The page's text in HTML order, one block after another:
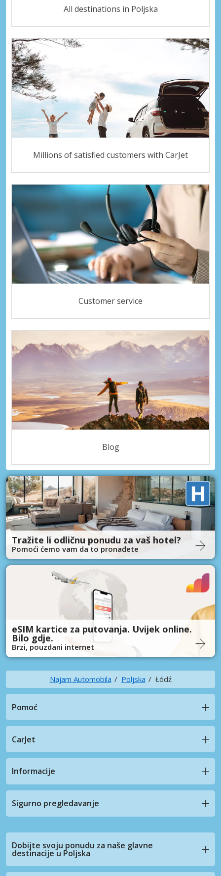
All destinations in Poljska
Millions of satisfied customers with CarJet
Customer service
Blog
Tražite li odličnu ponudu za vaš hotel?
Pomoći ćemo vam da to pronađete
eSIM kartice za putovanja. Uvijek online.
Bilo gdje.
Brzi, pouzdani internet
Najam Automobila Poljska Łódź
Pomoć
CarJet
Informacije
Sigurno pregledavanje
Dobijte svoju ponudu za naše glavne
destinacije u Poljska